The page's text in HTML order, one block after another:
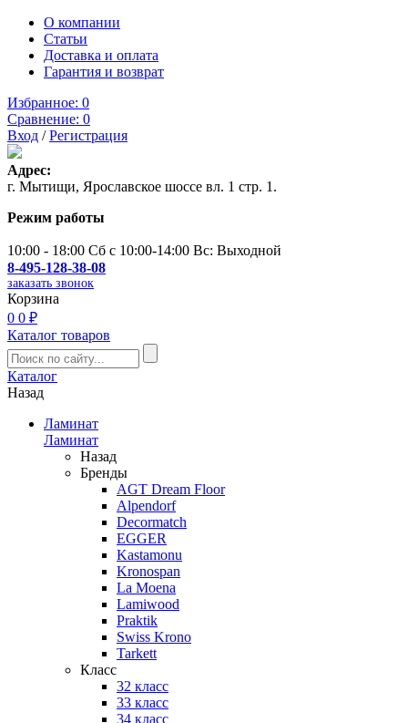
О компании
Статьи
Доставка и оплата
Гарантия и возврат
Избранное: 0
Сравнение: 0
Вход /Регистрация
Адрес:
г. Мытищи, Ярославское шоссе вл. 1 стр. 1.
Режим работы
10:00 - 18:00 Сб с 10:00-14:00 Вс: Выходной
8-495-128-38-08
заказать звонок
Корзина
0 0 ₽
Каталог товаров
Каталог
Назад
Ламинат
Ламинат
Назад
Бренды
AGT Dream Floor
Alpendorf
Decormatch
EGGER
Kastamonu
Kronospan
La Moena
Lamiwood
Praktik
Swiss Krono
Tarkett
Класс
32 класс
33 класс
34 класс